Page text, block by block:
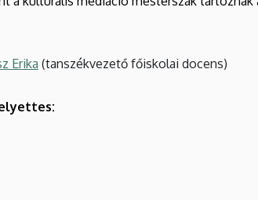
Erika (tanszékvezető főiskolai docens)